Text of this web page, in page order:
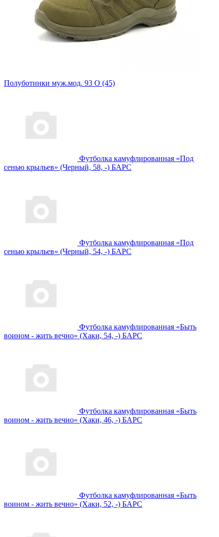
Полуботинки муж.мод. 93 О (45)
Футболка камуфлированная «Под
сенью крыльев» (Черный, 58, -) БАРС
Футболка камуфлированная «Под
сенью крыльев» (Черный, 54, -) БАРС
Футболка камуфлированная «Быть
воином - жить вечно» (Хаки, 54, -) БАРС
Футболка камуфлированная «Быть
воином - жить вечно» (Хаки, 46, -) БАРС
Футболка камуфлированная «Быть
воином - жить вечно» (Хаки, 52, -) БАРС